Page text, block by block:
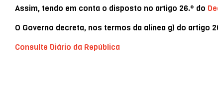
Assim, tendo em conta o disposto no artigo 26.º do
O Governo decreta, nos termos da alínea g) do artigo
Consulte Diário da República